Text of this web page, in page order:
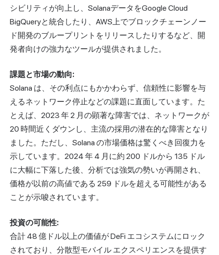
シビリティが向上し、SolanaデータをGoogle Cloud
BigQueryと統合したり、AWS上でブロックチェーンノー
ド開発のブループリントをリリースしたりするなど、開
発者向けの強力なツールが提供されました。
課題と市場の動向:
Solana は、その利点にもかかわらず、信頼性に影響を与
えるネットワーク停止などの課題に直面しています。た
とえば、2023 年 2 月の顕著な障害では、ネットワークが
20 時間近くダウンし、主流の採用の潜在的な障害となり
ました。ただし、Solana の市場価格は驚くべき回復力を
示しています。2024 年 4 月に約 200 ドルから 135 ドル
に大幅に下落した後、分析では強気の勢いが再開され、
価格が以前の高値である 259 ドルを超える可能性がある
ことが示唆されています。
投資の可能性:
合計 48 億ドル以上の価値が DeFi エコシステムにロック
されており、分散型モバイル エクスペリエンスを提供す